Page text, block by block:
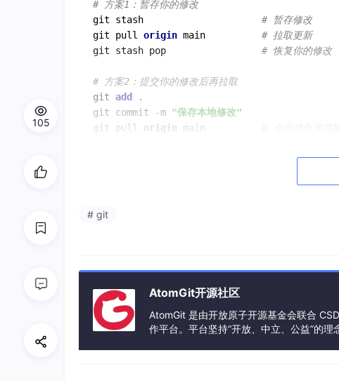
# 方案1：暂存你的修改
git stash # 暂存修改
git pull origin main # 拉取更新
git stash pop # 恢复你的修改
# 方案2：提交你的修改后再拉取
git add
.
git commit -m "保存本地修改"
git pull origin main
你刚才已经执行过了，现在你的本地 main 分支已经
# git
AtomGit开源社区
AtomGit 是由开放原子开源基金会联合
作平台。平台坚持“开放、中立、公益”的
105